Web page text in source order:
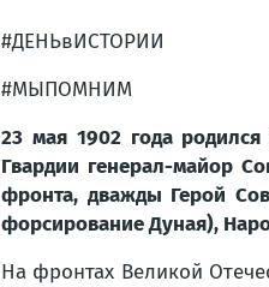
#ДЕНЬвИСТОРИИ
#МЫПОМНИМ
23 мая 1902 года
Гвардии генерал-майор
фронта, дважды Герой
форсирование Дуная),
На фронтах Великой